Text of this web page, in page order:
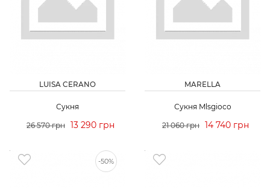
LUISA CERANO
Сукня
26 570 грн 13 290 грн
MARELLA
Сукня Mlsgioco
21 060 грн 14 740 грн
-50%